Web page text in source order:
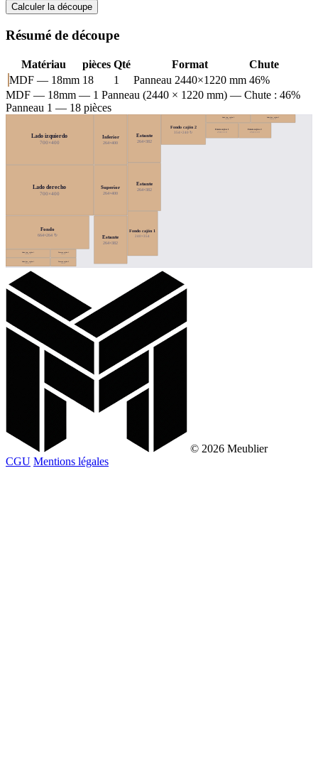
Calculer la découpe
Résumé de découpe
Matériau pièces Qté Format
Chute
MDF — 18mm 18 1 Panneau 2440×1220 mm 46%
MDF — 18mm — 1 Panneau (2440 × 1220 mm) — Chute : 46%
Panneau 1 — 18 pièces
Lado izquierdo
700×400
Lado derecho
700×400
Fondo
664×264 ↻
Inferior
264×400
Superior
264×400
Estante
264×382
Estante
264×382
Estante
264×382
Fondo cajón 1
240×354
Fondo cajón 2
354×240 ↻
Lado izq. cajón 1
354×66 ↻
Lado der. cajón 1
354×66 ↻
Lado izq. cajón 2
354×66 ↻
Lado der. cajón 2
354×66 ↻
Frente cajón 1 Frente cajón 2
Trasera cajón 1
204×66
Trasera cajón 2
204×66
© 2026 Meublier
CGU Mentions légales